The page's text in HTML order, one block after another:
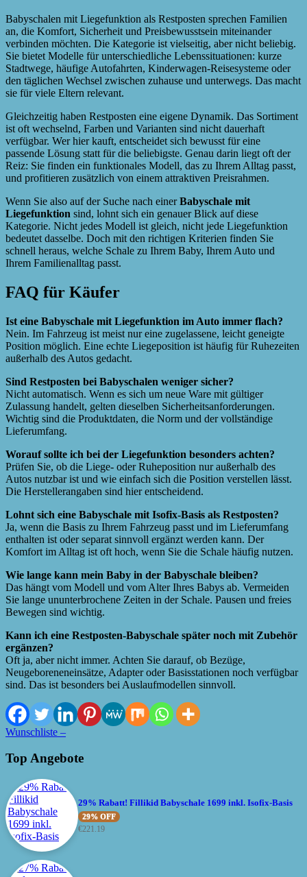
Babyschalen mit Liegefunktion als Restposten sprechen Familien
an, die Komfort, Sicherheit und Preisbewusstsein miteinander
verbinden möchten. Die Kategorie ist vielseitig, aber nicht beliebig.
Sie bietet Modelle für unterschiedliche Lebenssituationen: kurze
Stadtwege, häufige Autofahrten, Kinderwagen-Reisesysteme oder
den täglichen Wechsel zwischen zuhause und unterwegs. Das macht
sie für viele Eltern relevant.
Gleichzeitig haben Restposten eine eigene Dynamik. Das Sortiment
ist oft wechselnd, Farben und Varianten sind nicht dauerhaft
verfügbar. Wer hier kauft, entscheidet sich bewusst für eine
passende Lösung statt für die beliebigste. Genau darin liegt oft der
Reiz: Sie finden ein funktionales Modell, das zu Ihrem Alltag passt,
und profitieren zusätzlich von einem attraktiven Preisrahmen.
Wenn Sie also auf der Suche nach einerBabyschale mit
Liegefunktion sind, lohnt sich ein genauer Blick auf diese
Kategorie. Nicht jedes Modell ist gleich, nicht jede Liegefunktion
bedeutet dasselbe. Doch mit den richtigen Kriterien finden Sie
schnell heraus, welche Schale zu Ihrem Baby, Ihrem Auto und
Ihrem Familienalltag passt.
FAQ für Käufer
Ist eine Babyschale mit Liegefunktion im Auto immer flach?
Nein. Im Fahrzeug ist meist nur eine zugelassene, leicht geneigte
Position möglich. Eine echte Liegeposition ist häufig für Ruhezeiten
außerhalb des Autos gedacht.
Sind Restposten bei Babyschalen weniger sicher?
Nicht automatisch. Wenn es sich um neue Ware mit gültiger
Zulassung handelt, gelten dieselben Sicherheitsanforderungen.
Wichtig sind die Produktdaten, die Norm und der vollständige
Lieferumfang.
Worauf sollte ich bei der Liegefunktion besonders achten?
Prüfen Sie, ob die Liege- oder Ruheposition nur außerhalb des
Autos nutzbar ist und wie einfach sich die Position verstellen lässt.
Die Herstellerangaben sind hier entscheidend.
Lohnt sich eine Babyschale mit Isofix-Basis als Restposten?
Ja, wenn die Basis zu Ihrem Fahrzeug passt und im Lieferumfang
enthalten ist oder separat sinnvoll ergänzt werden kann. Der
Komfort im Alltag ist oft hoch, wenn Sie die Schale häufig nutzen.
Wie lange kann mein Baby in der Babyschale bleiben?
Das hängt vom Modell und vom Alter Ihres Babys ab. Vermeiden
Sie lange ununterbrochene Zeiten in der Schale. Pausen und freies
Bewegen sind wichtig.
Kann ich eine Restposten-Babyschale später noch mit Zubehör
ergänzen?
Oft ja, aber nicht immer. Achten Sie darauf, ob Bezüge,
Neugeboreneneinsätze, Adapter oder Basisstationen noch verfügbar
sind. Das ist besonders bei Auslaufmodellen sinnvoll.
Wunschliste –
Top Angebote
29% Rabatt! Fillikid Babyschale 1699 inkl. Isofix-Basis
29% OFF
€221.19